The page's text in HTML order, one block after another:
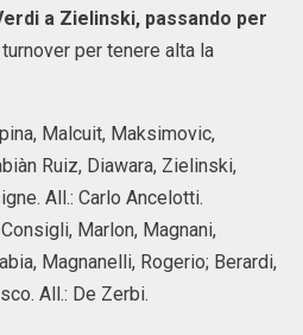
a Zielinski, passando per
per tenere alta la
Malcuit, Maksimovic,
Ruiz, Diawara, Zielinski,
All.: Carlo Ancelotti.
Marlon, Magnani,
Magnanelli, Rogerio; Berardi,
All.: De Zerbi.